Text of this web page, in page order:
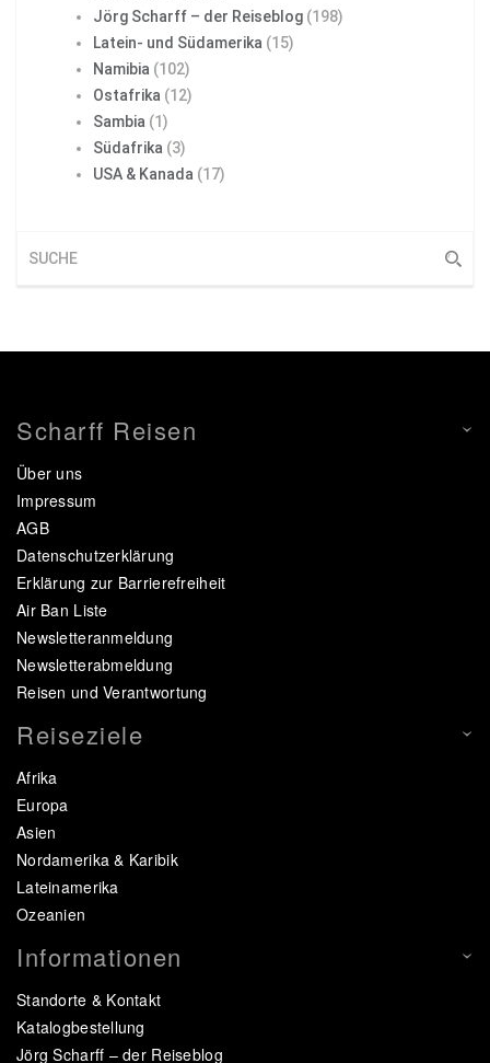
Jörg Scharff – der Reiseblog (198)
Latein- und Südamerika (15)
Namibia (102)
Ostafrika (12)
Sambia (1)
Südafrika (3)
USA & Kanada (17)
Scharff Reisen
Über uns
Impressum
AGB
Datenschutzerklärung
Erklärung zur Barrierefreiheit
Air Ban Liste
Newsletteranmeldung
Newsletterabmeldung
Reisen und Verantwortung
Reiseziele
Afrika
Europa
Asien
Nordamerika & Karibik
Lateinamerika
Ozeanien
Informationen
Standorte & Kontakt
Katalogbestellung
Jörg Scharff – der Reiseblog